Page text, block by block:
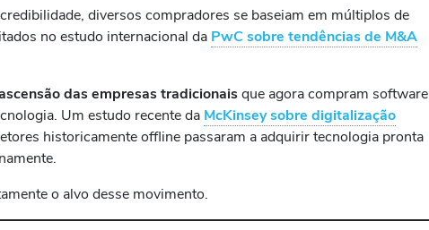
diversos compradores se baseiam em múltiplos de
no estudo internacional da PwC sobre tendências de M&A
das empresas tradicionaisque agora compram software
Um estudo recente da McKinsey sobre digitalização
historicamente offline passaram a adquirir tecnologia pronta
o alvo desse movimento.